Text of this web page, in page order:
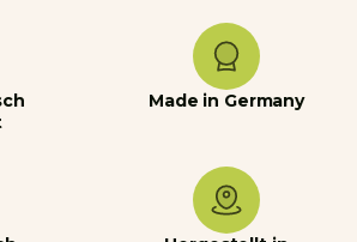
Made in Germany